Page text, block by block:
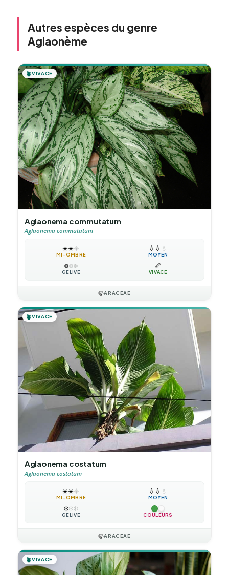
Autres espèces du genre
Aglaonème
🪴VIVACE
Aglaonema commutatum
Aglaonema commutatum
☀️☀️☀️
MI-OMBRE
💧 💧 💧
MOYEN
❄️❄️❄️
GÉLIVE
📏
VIVACE
🍃ARACEAE
🪴VIVACE
Aglaonema costatum
Aglaonema costatum
☀️☀️☀️
MI-OMBRE
💧 💧 💧
MOYEN
❄️❄️❄️
GÉLIVE COULEURS
🍃ARACEAE
🪴VIVACE